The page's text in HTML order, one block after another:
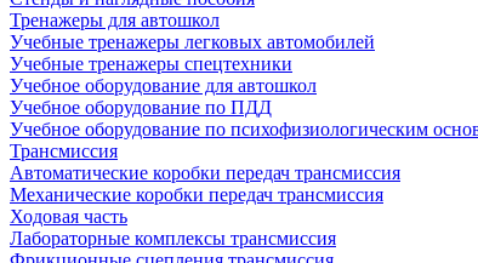
Тренажеры для автошкол
Учебные тренажеры легковых автомобилей
Учебные тренажеры спецтехники
Учебное оборудование для автошкол
Учебное оборудование по ПДД
Учебное оборудование по психофизиологическим
Трансмиссия
Автоматические коробки передач трансмиссия
Механические коробки передач трансмиссия
Ходовая часть
Лабораторные комплексы трансмиссия